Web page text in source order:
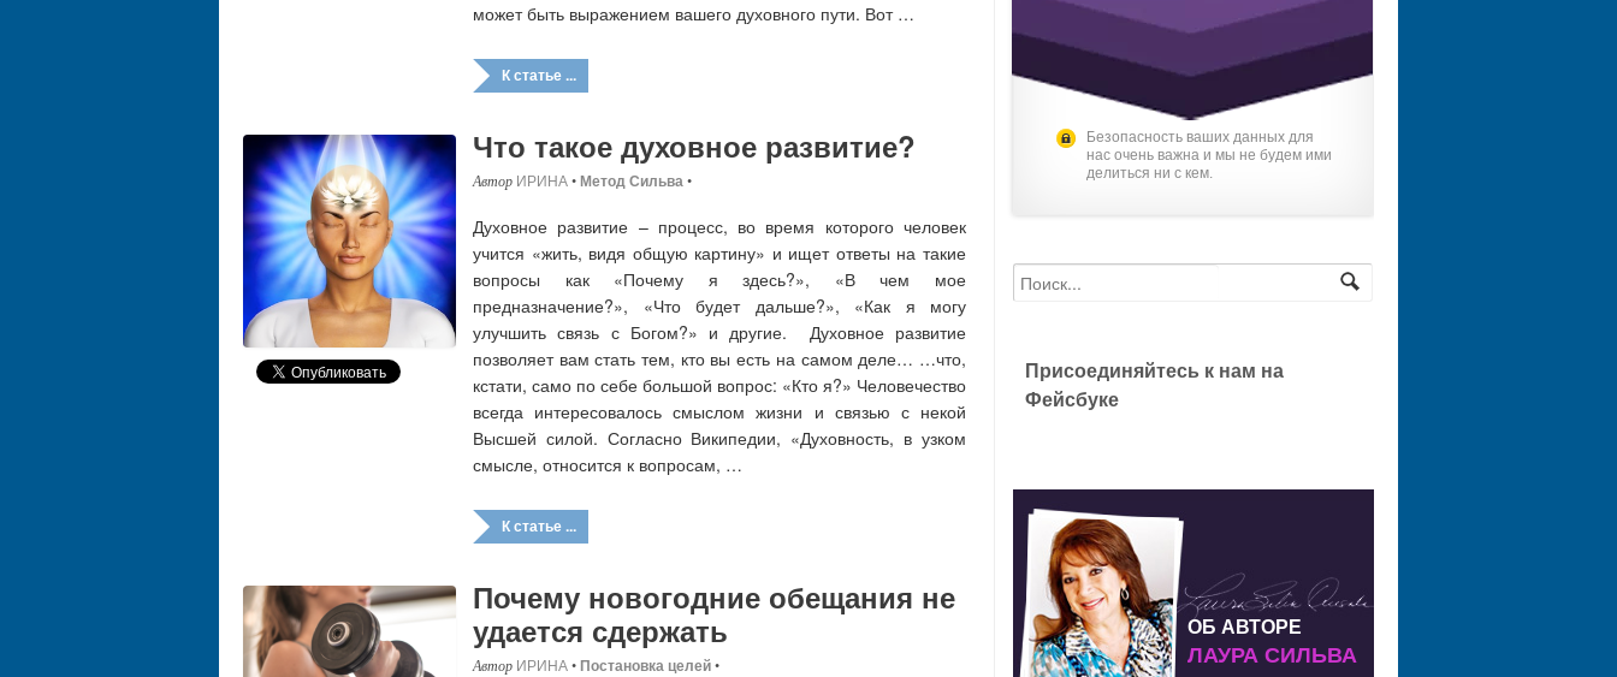
может быть выражением вашего духовного пути. Вот …
К статье ...
Что такое духовное развитие?
ИРИНА•Метод Сильва•
Духовное развитие – процесс, во время которого человек
учится «жить, видя общую картину» и ищет ответы на такие
вопросы как «Почему я здесь?», «В чем мое
предназначение?», «Что будет дальше?», «Как я могу
улучшить связь с Богом?» и другие. Духовное развитие
позволяет вам стать тем, кто вы есть на самом деле… …что,
кстати, само по себе большой вопрос: «Кто я?» Человечество
всегда интересовалось смыслом жизни и связью с некой
Высшей силой. Согласно Википедии, «Духовность, в узком
смысле, относится к вопросам, …
К статье ...
Почему новогодние обещания не
удается сдержать
ИРИНА•Постановка целей•
Безопасность ваших данных для
нас очень важна и мы не будем ими
делиться ни с кем.
Присоединяйтесь к нам на
Фейсбуке
ОБ АВТОРЕ
ЛАУРА СИЛЬВА